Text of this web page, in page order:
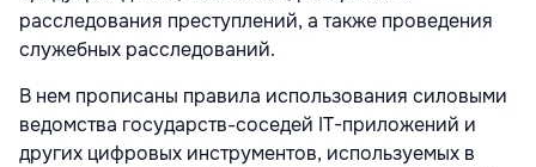
расследования преступлений, а также проведения
служебных расследований.
В нем прописаны правила использования силовыми
ведомства государств-соседей IT-приложений и
других цифровых инструментов, используемых в